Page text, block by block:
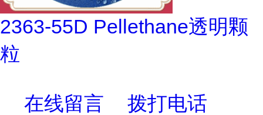
2363-55D Pellethane透明颗
粒
在线留言 拨打电话